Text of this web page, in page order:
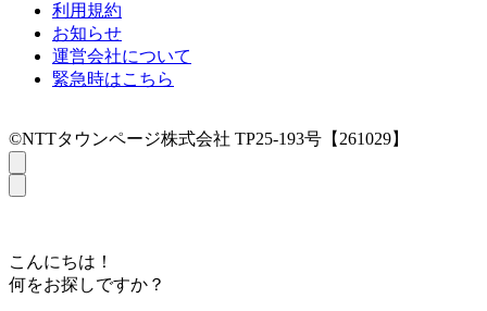
利用規約
お知らせ
運営会社について
緊急時はこちら
©NTTタウンページ株式会社 TP25-193号【261029】
こんにちは！
何をお探しですか？